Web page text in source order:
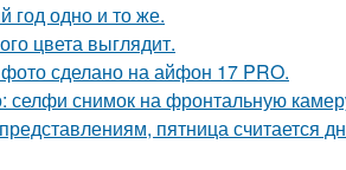
год одно и то же.
цвета выглядит.
сделано на айфон 17 PRO.
снимок на фронтальную
пятница считается